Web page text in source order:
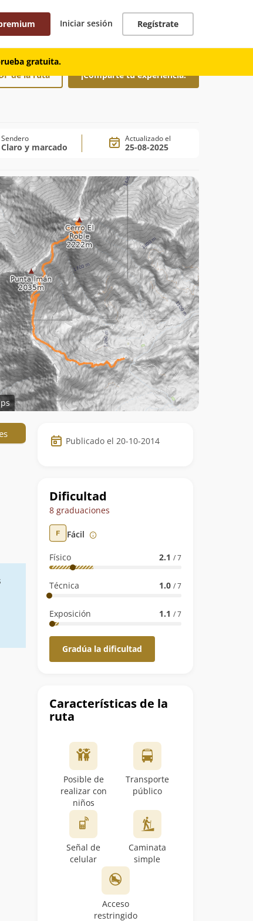
Iniciar sesión Regístrate
gratuita.
de la ruta ¡Comparte tu experiencia!
Sendero
Claro y marcado
Actualizado el
25-08-2025
Datos
de
ruta
Publicado el 20-10-2014
Dificultad
8 graduaciones
Fácil
Físico 2.1 / 7
Técnica 1.0 / 7
Exposición 1.1 / 7
Gradúa la dificultad
Características de la
ruta
Posible de
realizar con
niños
Transporte
público
Señal de
celular
Caminata
simple
Acceso
restringido